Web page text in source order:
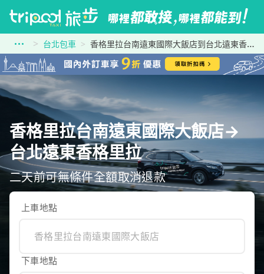
台北包車 香格里拉台南遠東國際大飯店到台北遠東香格里拉
香格里拉台南遠東國際大飯店→
台北遠東香格里拉
二天前可無條件全額取消退款
上車地點
下車地點